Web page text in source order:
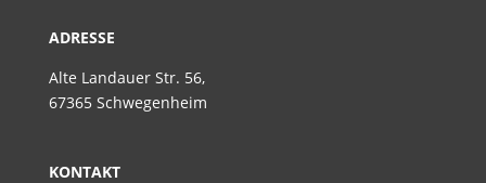
ADRESSE
Alte Landauer Str. 56,
67365 Schwegenheim
KONTAKT